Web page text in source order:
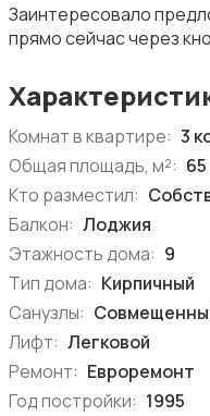
Заинтересовало
прямо сейчас через
Комнат в квартире: 3
Общая площадь, м²: 65
Кто разместил:
Балкон: Лоджия
Этажность дома: 9
Тип дома: Кирпичный
Санузлы:
Лифт: Легковой
Ремонт: Евроремонт
Год постройки: 1995